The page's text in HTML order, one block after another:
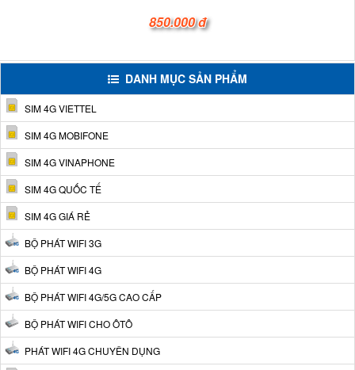
850.000 đ
DANH MỤC SẢN PHẨM
SIM 4G VIETTEL
SIM 4G MOBIFONE
SIM 4G VINAPHONE
SIM 4G QUỐC TẾ
SIM 4G GIÁ RẺ
BỘ PHÁT WIFI 3G
BỘ PHÁT WIFI 4G
BỘ PHÁT WIFI 4G/5G CAO CẤP
BỘ PHÁT WIFI CHO ÔTÔ
PHÁT WIFI 4G CHUYÊN DỤNG